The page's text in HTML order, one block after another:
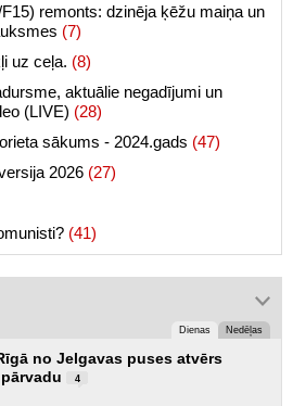
remonts: dzinēja ķēžu maiņa un
(7)
uz ceļa. (8)
aktuālie negadījumi un
(LIVE) (28)
sākums - 2024.gads (47)
2026 (27)
(41)
Dienas Nedēļas
no Jelgavas puses atvērs
4